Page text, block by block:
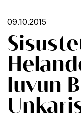
09.10.2015
luvun